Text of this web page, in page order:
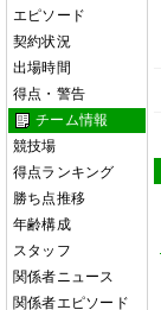
エピソード
契約状況
出場時間
得点・警告
チーム情報
競技場
得点ランキング
勝ち点推移
年齢構成
スタッフ
関係者ニュース
関係者エピソード